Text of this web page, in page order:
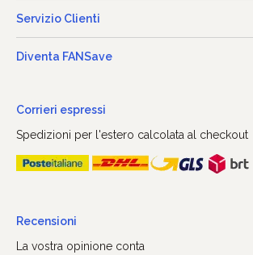
Servizio Clienti
Diventa FANSave
Corrieri espressi
Spedizioni per l'estero calcolata al checkout
Recensioni
La vostra opinione conta